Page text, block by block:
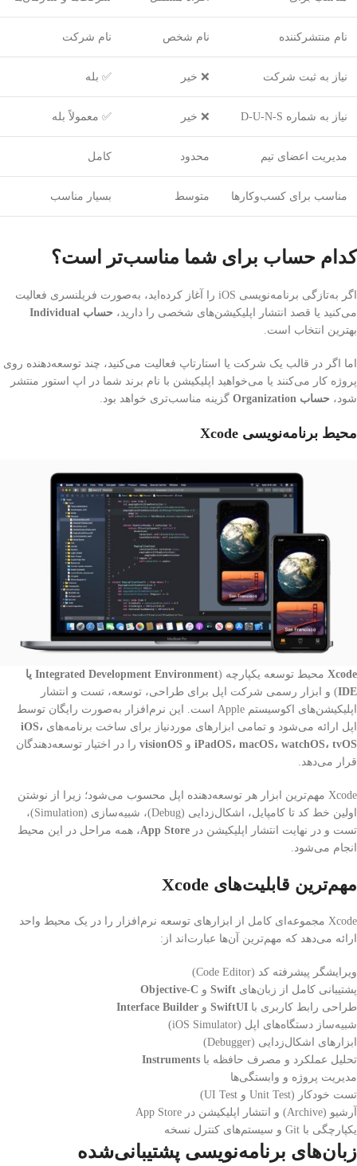
نام منتشرکننده نام شخص نام شرکت
نیاز به ثبت شرکت ❌ خیر ✅ بله
نیاز به شماره D-U-N-S ❌ خیر ✅ معمولاً بله
مدیریت اعضای تیم محدود کامل
مناسب برای کسب‌وکارها متوسط بسیار مناسب
کدام حساب برای شما مناسب‌تر است؟
اگر به‌تازگی برنامه‌نویسی iOS را آغاز کرده‌اید، به‌صورت فریلنسری فعالیت
می‌کنید یا قصد انتشار اپلیکیشن‌های شخصی را دارید، حساب Individual
بهترین انتخاب است.
اما اگر در قالب یک شرکت یا استارتاپ فعالیت می‌کنید، چند توسعه‌دهنده روی
پروژه کار می‌کنند یا می‌خواهید اپلیکیشن با نام برند شما در اپ استور منتشر
شود، حساب Organization گزینه مناسب‌تری خواهد بود.
محیط برنامه‌نویسی Xcode
Xcode محیط توسعه یکپارچه (
Integrated Development Environment یا
IDE) و ابزار رسمی شرکت اپل برای طراحی، توسعه، تست و انتشار
اپلیکیشن‌های اکوسیستم Apple است. این نرم‌افزار به‌صورت رایگان توسط
اپل ارائه می‌شود و تمامی ابزارهای موردنیاز برای ساخت برنامه‌های iOS،
iPadOS، macOS، watchOS، tvOS و visionOS را در اختیار توسعه‌دهندگان
قرار می‌دهد.
Xcode مهم‌ترین ابزار هر توسعه‌دهنده اپل محسوب می‌شود؛ زیرا از نوشتن
اولین خط کد تا کامپایل، اشکال‌زدایی (Debug)، شبیه‌سازی (Simulation)،
تست و در نهایت انتشار اپلیکیشن در App Store، همه مراحل در این محیط
انجام می‌شود.
مهم‌ترین قابلیت‌های Xcode
Xcode مجموعه‌ای کامل از ابزارهای توسعه نرم‌افزار را در یک محیط واحد
ارائه می‌دهد که مهم‌ترین آن‌ها عبارت‌اند از:
ویرایشگر پیشرفته کد (Code Editor)
پشتیبانی کامل از زبان‌های Swift و Objective-C
طراحی رابط کاربری با SwiftUI و Interface Builder
شبیه‌ساز دستگاه‌های اپل (iOS Simulator)
ابزارهای اشکال‌زدایی (Debugger)
تحلیل عملکرد و مصرف حافظه با Instruments
مدیریت پروژه و وابستگی‌ها
تست خودکار (Unit Test و UI Test)
آرشیو (Archive) و انتشار اپلیکیشن در App Store
یکپارچگی با Git و سیستم‌های کنترل نسخه
زبان‌های برنامه‌نویسی پشتیبانی‌شده